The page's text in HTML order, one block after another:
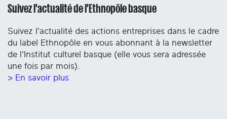
Suivez l'actualité de l'Ethnopôle basque
Suivez l'actualité des actions entreprises dans le cadre
du label Ethnopôle en vous abonnant à la newsletter
de l'Institut culturel basque (elle vous sera adressée
une fois par mois).
> En savoir plus